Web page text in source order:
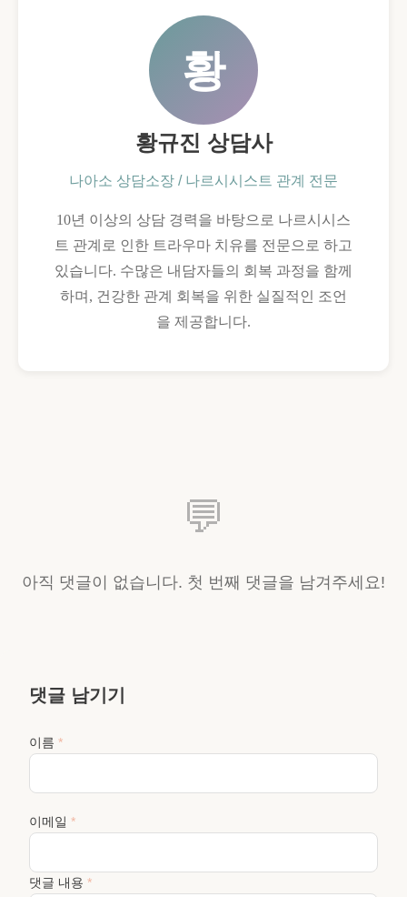
황
황규진 상담사
나아소 상담소장 / 나르시시스트 관계 전문
10년 이상의 상담 경력을 바탕으로 나르시시스
트 관계로 인한 트라우마 치유를 전문으로 하고
있습니다. 수많은 내담자들의 회복 과정을 함께
하며, 건강한 관계 회복을 위한 실질적인 조언
을 제공합니다.
💬
아직 댓글이 없습니다. 첫 번째 댓글을 남겨주세요!
댓글 남기기
이름 *
이메일 *
댓글 내용 *